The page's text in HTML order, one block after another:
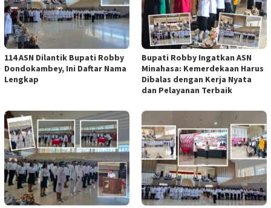
114 ASN Dilantik Bupati Robby
Dondokambey, Ini Daftar Nama
Lengkap
Bupati Robby Ingatkan ASN
Minahasa: Kemerdekaan Harus
Dibalas dengan Kerja Nyata
dan Pelayanan Terbaik